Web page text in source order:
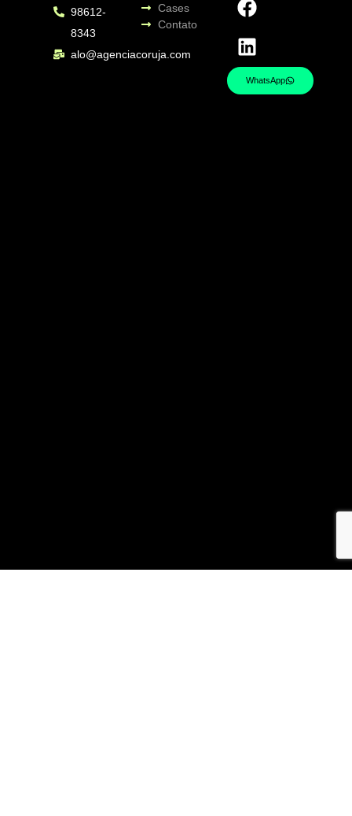
98612-
8343
alo@agenciacoruja.com
Cases
Contato
WhatsApp